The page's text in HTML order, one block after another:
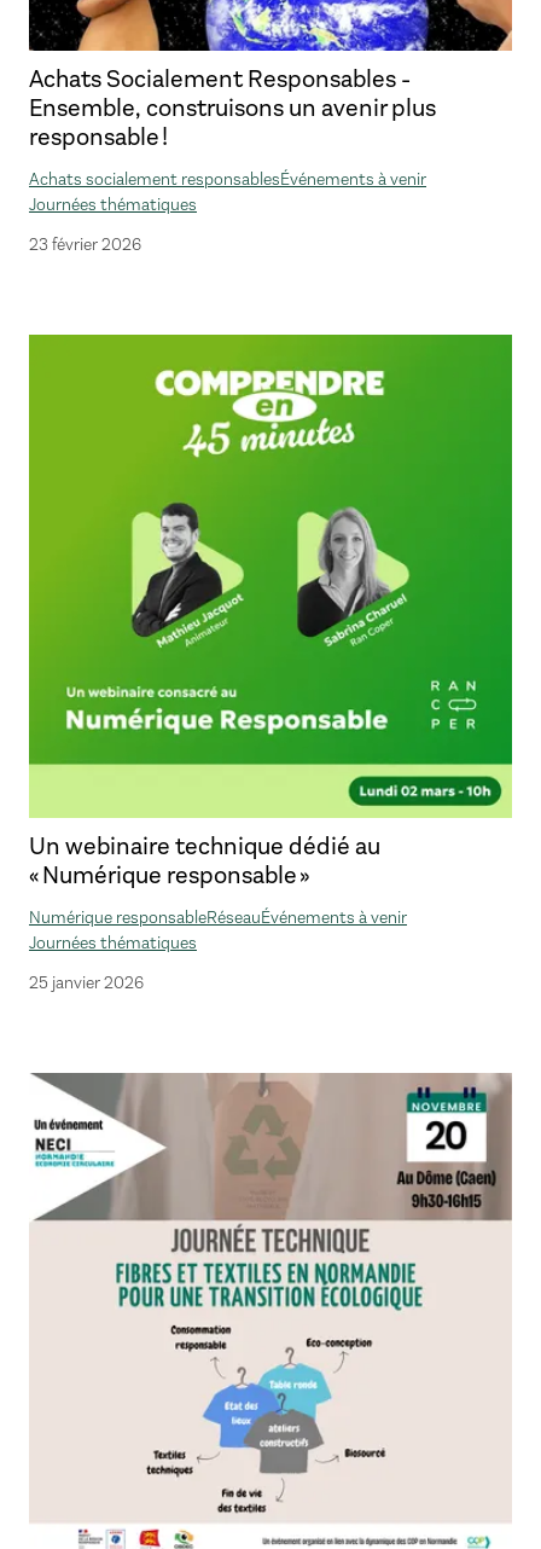
Achats Socialement Responsables -
Ensemble, construisons un avenir plus
responsable !
Achats socialement responsablesÉvénements à venir
Journées thématiques
23 février 2026
Un webinaire technique dédié au
« Numérique responsable »
Numérique responsableRéseauÉvénements à venir
Journées thématiques
25 janvier 2026